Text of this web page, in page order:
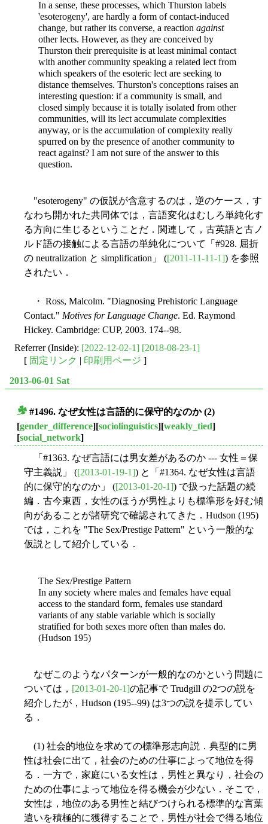
In a sense, these processes, which Thurston labels
'esoterogeny', are hardly a form of contact-induced
change, but rather its converse, a reaction against
other lects. However, as they are conceived by
Thurston their prerequisite is at least minimal contact
with another community speaking a related lect from
which speakers of the esoteric lect are seeking to
distance themselves. Thurston's conceptions raises an
interesting question: if a community is small, and
closed simply because it is totally isolated from other
communities, will its lect accumulate complexities
anyway, or is the accumulation of complexity really
spurred on by the presence of another community to
react against? I am not sure of the answer to this
question.
"esoterogeny" の仮説が含意するのは，逆のケース，す
なわち開かれた共同体では，言語変化はむしろ単純化す
る方向に生じるということだ．関連して，古英語と古ノ
ルド語の接触による言語の単純化について「#928. 屈折
の neutralization と simplification」 ([2011-11-11-1]) を参照
されたい．
・ Ross, Malcolm. "Diagnosing Prehistoric Language
Contact." Motives for Language Change. Ed. Raymond
Hickey. Cambridge: CUP, 2003. 174--98.
Referrer (Inside): [2022-12-02-1] [2018-08-23-1]
[ 固定リンク | 印刷用ページ ]
2013-06-01 Sat
#1496. なぜ女性は言語的に保守的なのか (2)
[gender_difference][sociolinguistics][weakly_tied]
[social_network]
「#1363. なぜ言語には男女差があるのか --- 女性＝保
守主義説」 ([2013-01-19-1]) と「#1364. なぜ女性は言語
的に保守的なのか」 ([2013-01-20-1]) で扱った話題の続
編．古今東西，女性のほうが男性よりも標準形を好む傾
向があることが諸研究で確認されてきた．Hudson (195)
では，これを "The Sex/Prestige Pattern" という一般的な
仮説として紹介している．
The Sex/Prestige Pattern
In any society where males and females have equal
access to the standard form, females use standard
variants of any stable variable which is socially
stratified for both sexes more often than males do.
(Hudson 195)
なぜこのようなパターンが一般的なのかという問題に
ついては， [2013-01-20-1]の記事で Trudgill の2つの説を
紹介したが，Hudson (195--99) は3つの説を提示してい
る．
(1) 社会的地位を求めての標準形志向説．典型的に男
性は社会に出て，社会のための仕事によって地位を得
る．一方で，家庭にいる女性は，男性と異なり，社会の
ための仕事によって地位を得る機会が少ない．そこで，
女性は，地位のある男性と結びつけられる標準的な言葉
遣いを積極的に獲得することで，男性が社会で得る地位